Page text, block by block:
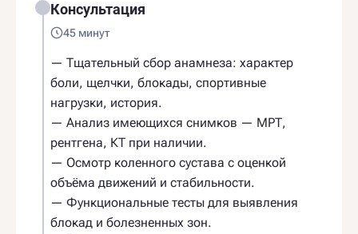
Консультация
45 минут
— Тщательный сбор анамнеза: характер
боли, щелчки, блокады, спортивные
нагрузки, история.
— Анализ имеющихся снимков — МРТ,
рентгена, КТ при наличии.
— Осмотр коленного сустава с оценкой
объёма движений и стабильности.
— Функциональные тесты для выявления
блокад и болезненных зон.